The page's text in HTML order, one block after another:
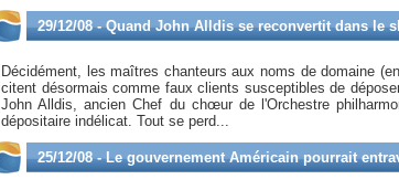
29/12/08 - Quand John Alldis se reconvertit dans le
Décidément, les maîtres chanteurs aux noms de domaine
citent désormais comme faux clients susceptibles de
John Alldis, ancien Chef du chœur de l'Orchestre
dépositaire indélicat. Tout se perd...
25/12/08 - Le gouvernement Américain pourrait